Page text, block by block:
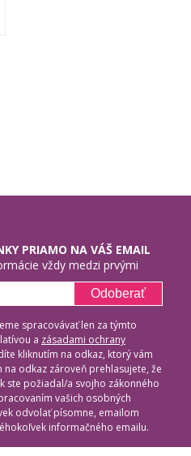
PRIAMO NA VÁŠ EMAIL
vždy medzi prvými
Odoberať
spracovávať len za týmto
a zásadami ochrany
kliknutím na odkaz, ktorý vám
na odkaz zároveň prehlasujete, že
ste požiadal/a svojho zákonného
vašich osobných
odvolať písomne, emailom
informačného emailu.